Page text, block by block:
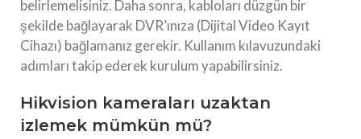
belirlemelisiniz. Daha sonra, kabloları düzgün bir
şekilde bağlayarak DVR’ınıza (Dijital Video Kayıt
Cihazı) bağlamanız gerekir. Kullanım kılavuzundaki
adımları takip ederek kurulum yapabilirsiniz.
Hikvision kameraları uzaktan
izlemek mümkün mü?